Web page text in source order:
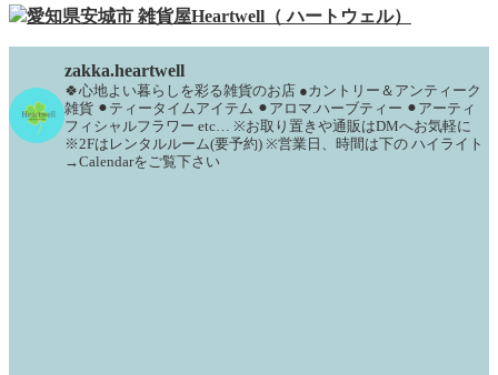
zakka.heartwell
🍀心地よい暮らしを彩る雑貨のお店 ●カントリー＆アンティーク
雑貨 ⚫︎ティータイムアイテム ⚫︎アロマ.ハーブティー ⚫︎アーティ
フィシャルフラワー etc… ※お取り置きや通販はDMへお気軽に
※2Fはレンタルルーム(要予約) ※営業日、時間は下の ハイライト
→Calendarをご覧下さい